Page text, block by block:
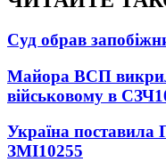
Суд обрав
Майора ВСП
військовому в СЗЧ
Україна поставила
ЗМІ10255